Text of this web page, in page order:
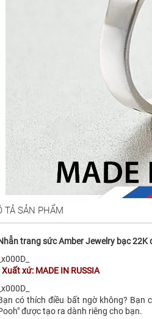
TẢ SẢN PHẨM
trang sức Amber Jewelry bạc
_x000D_
Xuất xứ: MADE IN RUSSIA
_x000D_
có thích điều bất ngờ không? Bạn
được tạo ra dành riêng cho bạn.